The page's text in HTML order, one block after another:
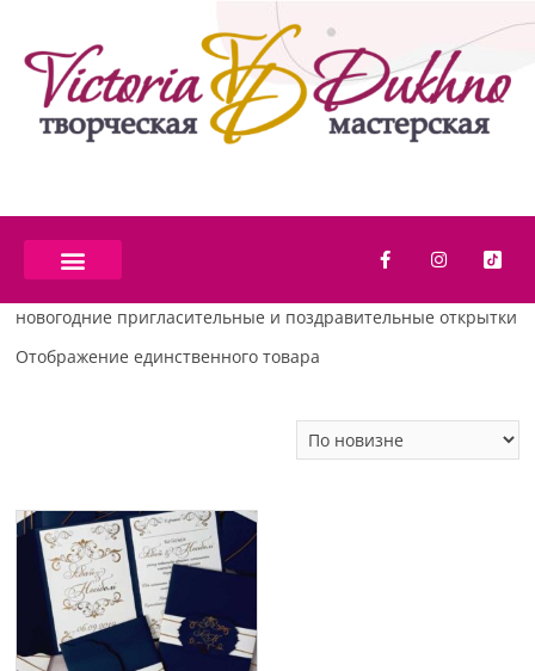
новогодние пригласительные и поздравительные открытки
Отображение единственного товара